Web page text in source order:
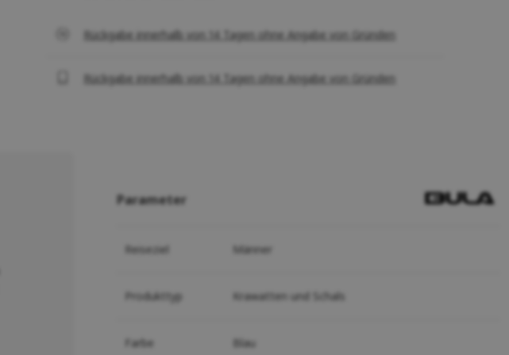
Rückgabe innerhalb von 14 Tagen ohne Angabe von Gründen
Rückgabe innerhalb von 14 Tagen ohne Angabe von Gründen
Parameter
Reiseziel Männer
Produkttyp Krawatten und Schals
Farbe Blau